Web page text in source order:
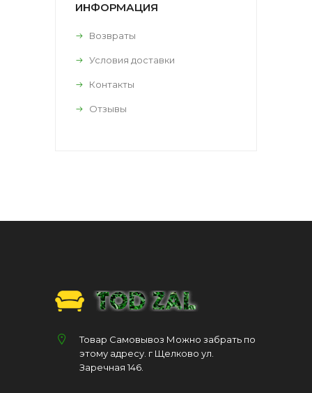
ИНФОРМАЦИЯ
Возвраты
Условия доставки
Контакты
Отзывы
Товар Самовывоз Можно забрать по
этому адресу. г Щелково ул.
Заречная 146.